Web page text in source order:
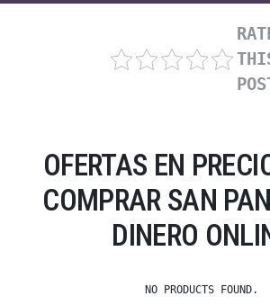
OFERTAS EN
COMPRAR SAN
DINERO
NO PRODUCTS FOUND.